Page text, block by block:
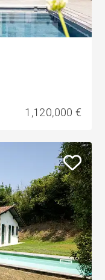
1,120,000 €